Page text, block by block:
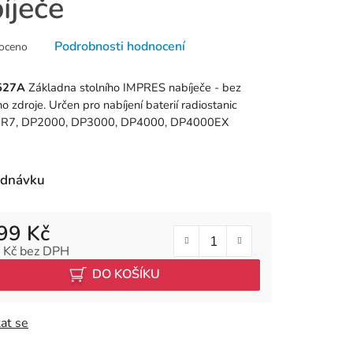
Podrobnosti hodnocení
Základna stolního IMPRES nabíječe - bez
zdroje. Určen pro nabíjení baterií radiostanic
DP2000, DP3000, DP4000, DP4000EX
Kč
bez DPH
DO KOŠÍKU
se